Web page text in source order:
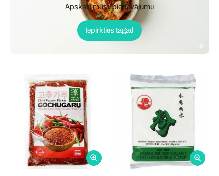
Apskatīt mūsu piedāvājumu
Iepirkties tagad